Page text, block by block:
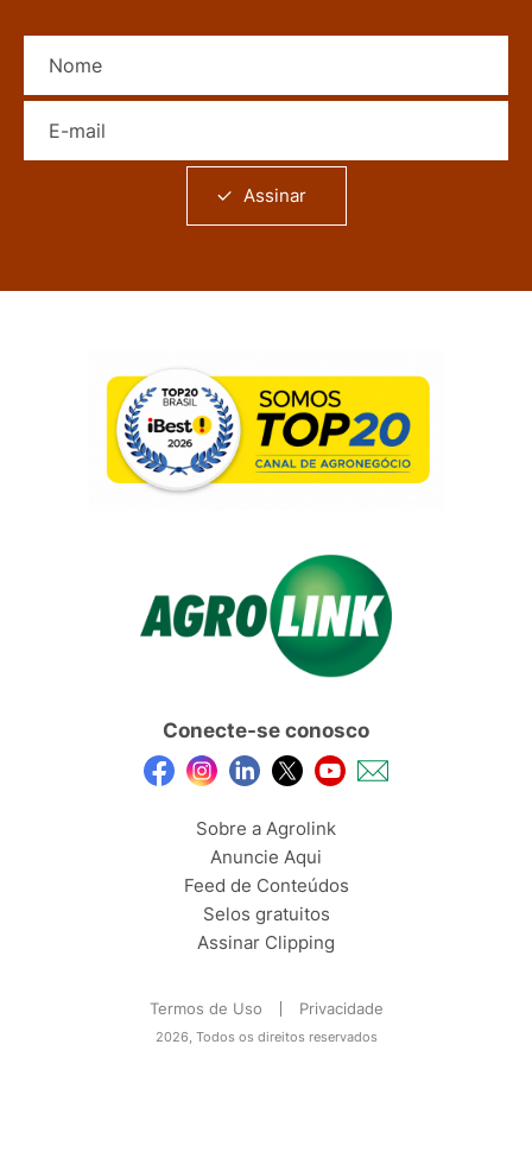
Assinar
Conecte-se conosco
Sobre a Agrolink
Anuncie Aqui
Feed de Conteúdos
Selos gratuitos
Assinar Clipping
Termos de Uso Privacidade
2026, Todos os direitos reservados